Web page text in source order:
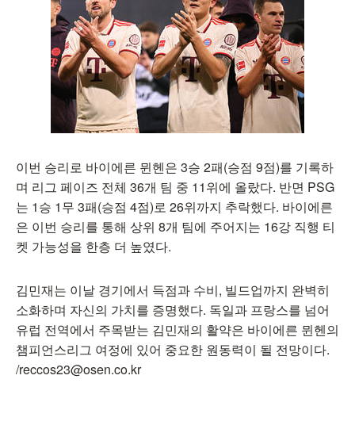
이번 승리로 바이에른 뮌헨은 3승 2패(승점 9점)를 기록하
며 리그 페이즈 전체 36개 팀 중 11위에 올랐다. 반면 PSG
는 1승 1무 3패(승점 4점)로 26위까지 추락했다. 바이에른
은 이번 승리를 통해 상위 8개 팀에 주어지는 16강 직행 티
켓 가능성을 한층 더 높였다.
김민재는 이날 경기에서 득점과 수비, 빌드업까지 완벽히
소화하며 자신의 가치를 증명했다. 독일과 프랑스를 넘어
유럽 전역에서 주목받는 김민재의 활약은 바이에른 뮌헨의
챔피언스리그 여정에 있어 중요한 원동력이 될 전망이다.
/reccos23@osen.co.kr